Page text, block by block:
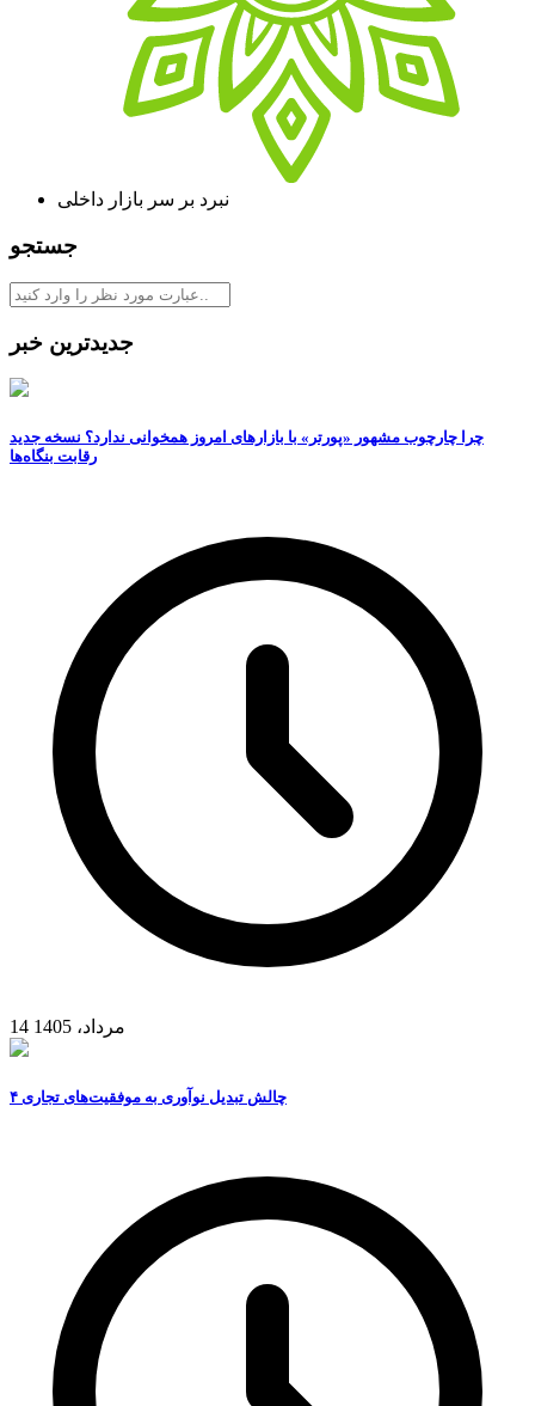
نبرد بر سر بازار داخلی
جستجو
جدیدترین خبر
چرا چارچوب مشهور «پورتر» با بازارهای امروز همخوانی ندارد؟ نسخه جدید
رقابت‌ بنگاه‌ها
14 مرداد، 1405
۴ چالش تبدیل نوآوری به موفقیت‌های تجاری